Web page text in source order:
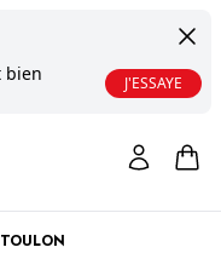
bien
J'ESSAYE